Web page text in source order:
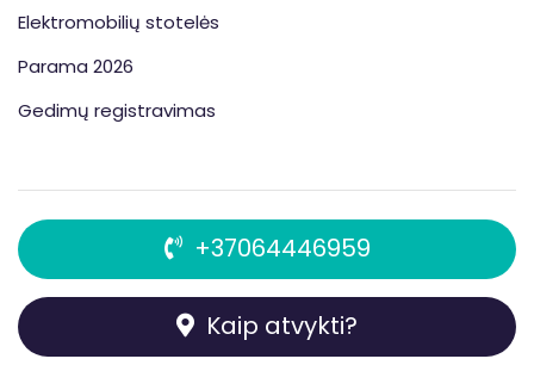
Elektromobilių stotelės
Parama 2026
Gedimų registravimas
+37064446959
Kaip atvykti?